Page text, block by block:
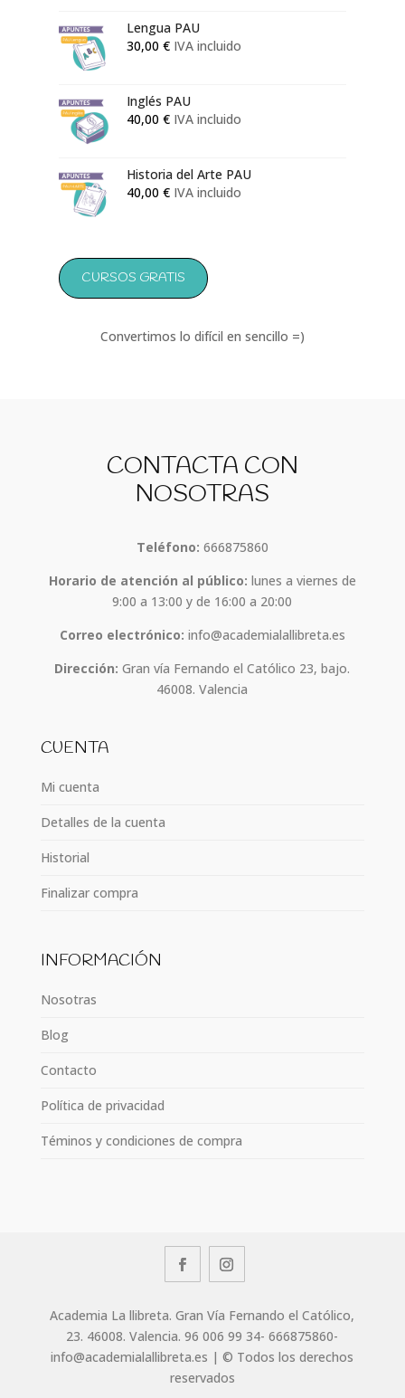
Lengua PAU
30,00 € IVA incluido
Inglés PAU
40,00 € IVA incluido
Historia del Arte PAU
40,00 € IVA incluido
CURSOS GRATIS
Convertimos lo difícil en sencillo =)
CONTACTA CON
NOSOTRAS
Teléfono: 666875860
Horario de atención al público: lunes a viernes de
9:00 a 13:00 y de 16:00 a 20:00
Correo electrónico: info@academialallibreta.es
Dirección: Gran vía Fernando el Católico 23, bajo.
46008. Valencia
CUENTA
Mi cuenta
Detalles de la cuenta
Historial
Finalizar compra
INFORMACIÓN
Nosotras
Blog
Contacto
Política de privacidad
Téminos y condiciones de compra
Academia La llibreta. Gran Vía Fernando el Católico,
23. 46008. Valencia. 96 006 99 34- 666875860-
info@academialallibreta.es | © Todos los derechos
reservados